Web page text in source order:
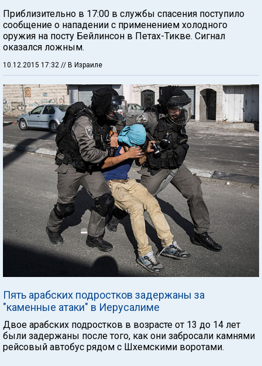
Приблизительно в 17:00 в службы спасения поступило
сообщение о нападении с применением холодного
оружия на посту Бейлинсон в Петах-Тикве. Сигнал
оказался ложным.
10.12.2015 17:32 // В Израиле
Пять арабских подростков задержаны за
"каменные атаки" в Иерусалиме
Двое арабских подростков в возрасте от 13 до 14 лет
были задержаны после того, как они забросали камнями
рейсовый автобус рядом с Шхемскими воротами.